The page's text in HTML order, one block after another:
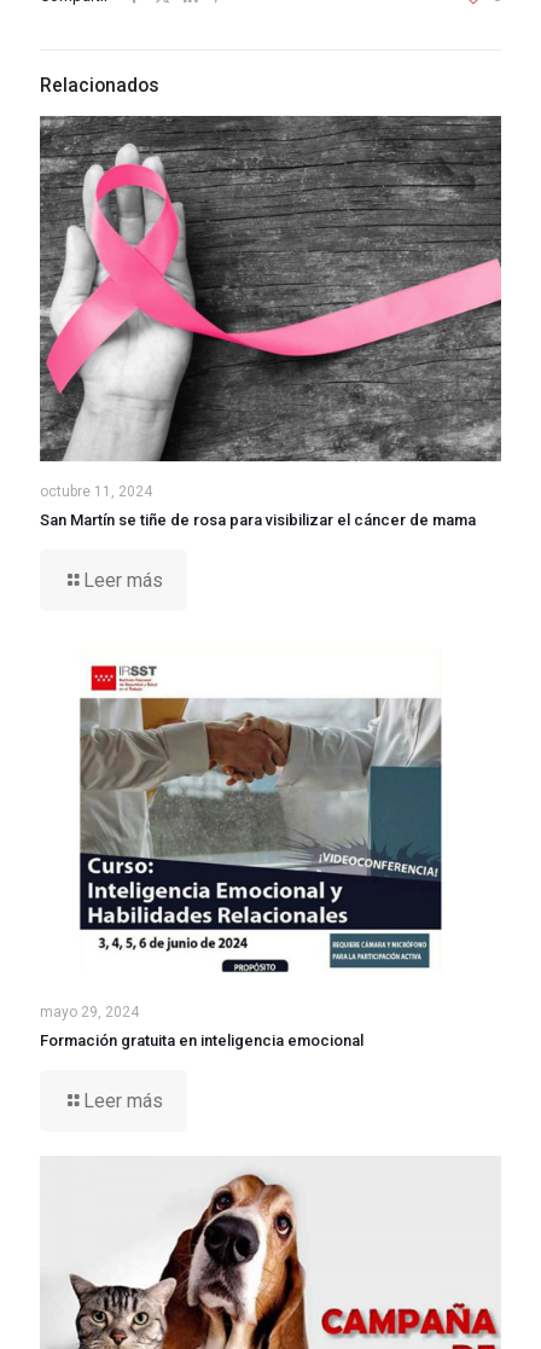
Relacionados
octubre 11, 2024
San Martín se tiñe de rosa para visibilizar el cáncer de mama
Leer más
mayo 29, 2024
Formación gratuita en inteligencia emocional
Leer más